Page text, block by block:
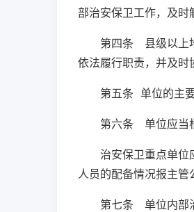
部治安保卫工作，及时
第四条 县级以上
依法履行职责，并及时
第五条 单位的主
第六条 单位应当
治安保卫重点单位
人员的配备情况报主管
第七条 单位内部